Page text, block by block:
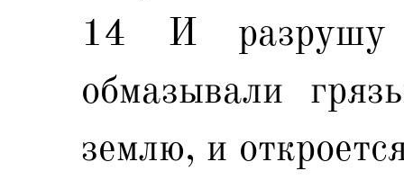
14 И разрушу
обмазывали
землю, и